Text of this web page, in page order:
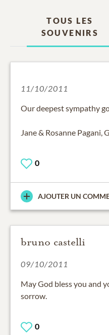
TOUS LES
SOUVENIRS
11/10/2011
Our deepest sympathy
Jane & Rosanne Pagani,
0
AJOUTER UN
bruno castelli
09/10/2011
May God bless you and
sorrow.
0